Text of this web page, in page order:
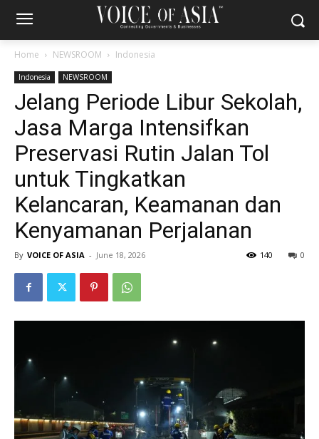
Home NEWSROOM Indonesia
Indonesia NEWSROOM
Jelang Periode Libur Sekolah,
Jasa Marga Intensifkan
Preservasi Rutin Jalan Tol
untuk Tingkatkan
Kelancaran, Keamanan dan
Kenyamanan Perjalanan
By VOICE OF ASIA - June 18, 2026 0
140